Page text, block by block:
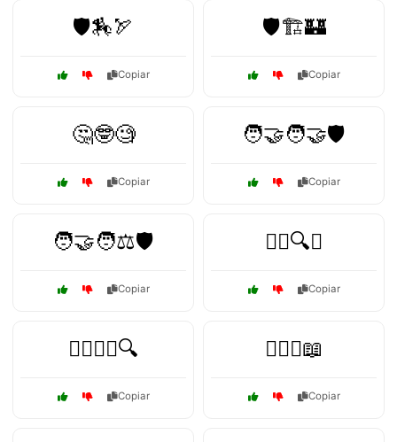
🛡️🏇🏹
Copiar
🛡️🏗️🏰
Copiar
🤔🤓🧐
Copiar
🧑‍🤝‍🧑🤝🛡️
Copiar
🧑‍🤝‍🧑⚖️🛡️
Copiar
🧑‍⚖️🔍⚖️
Copiar
🧑‍⚖️🕵️‍♂️🔍
Copiar
🧑‍⚖️⚖️📖
Copiar